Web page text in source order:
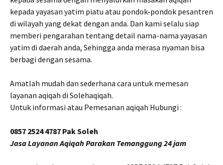
kepada yayasan yatim piatu atau pondok-pondok pesantren
di wilayah yang dekat dengan anda. Dan kami selalu siap
memberi pengarahan tentang detail nama-nama yayasan
yatim di daerah anda, Sehingga anda merasa nyaman bisa
berbagi dengan sesama.
Amatlah mudah dan sederhana cara untuk memesan
layanan aqiqah di Solehaqiqah.
Untuk informasi atau Pemesanan aqiqah Hubungi :
0857 2524 4787 Pak Soleh
Jasa Layanan Aqiqah Parakan Temanggung 24 jam